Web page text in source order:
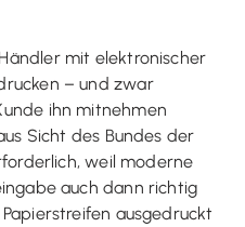
mit elektronischer
– und zwar
ihn mitnehmen
Sicht des Bundes der
weil moderne
auch dann richtig
ausgedruckt